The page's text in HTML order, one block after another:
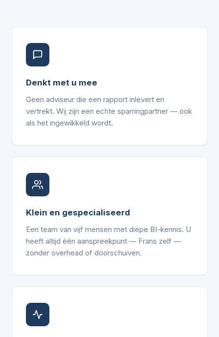
Denkt met u mee
Geen adviseur die een rapport inlevert en
vertrekt. Wij zijn een echte sparringpartner — ook
als het ingewikkeld wordt.
Klein en gespecialiseerd
Een team van vijf mensen met diepe BI-kennis. U
heeft altijd één aanspreekpunt — Frans zelf —
zonder overhead of doorschuiven.